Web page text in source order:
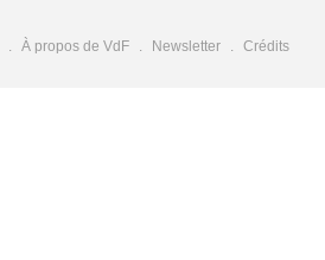
À propos de VdF Newsletter Crédits